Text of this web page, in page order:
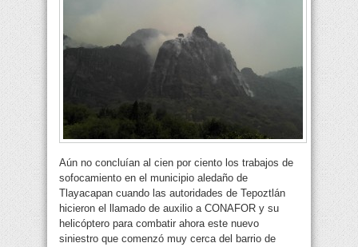
Aún no concluían al cien por ciento los trabajos de
sofocamiento en el municipio aledaño de
Tlayacapan cuando las autoridades de Tepoztlán
hicieron el llamado de auxilio a CONAFOR y su
helicóptero para combatir ahora este nuevo
siniestro que comenzó muy cerca del barrio de